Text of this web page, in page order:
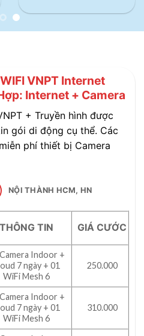
VNPT Internet
Internet + Camera
+ Truyền hình được
gói di động cụ thể. Các
phí thiết bị Camera
NỘI THÀNH HCM, HN
THÔNG TIN GIÁ CƯỚC
Indoor +
7 ngày + 01
WiFi Mesh 6
250.000
Indoor +
7 ngày + 01
WiFi Mesh 6
310.000